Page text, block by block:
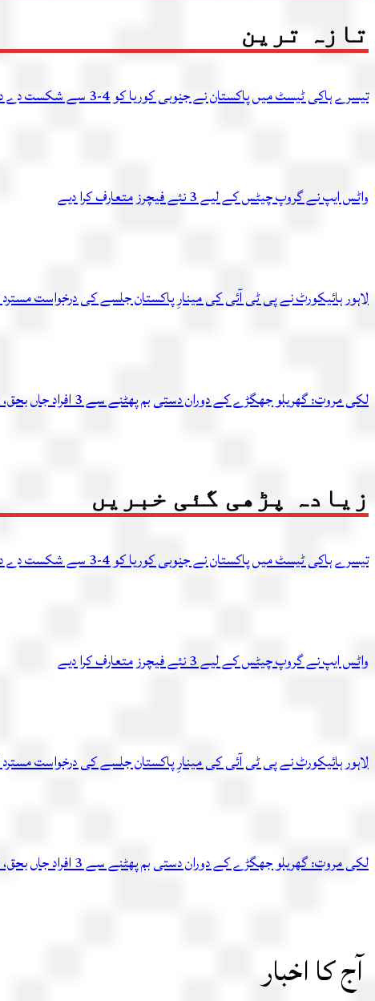
تازہ ترین
تیسرے ہاکی ٹیسٹ میں پاکستان نے جنوبی کوریا کو 4-3 سے شکست دے دی، سیریز اپنے نام کرلی
واٹس ایپ نے گروپ چیٹس کے لیے 3 نئے فیچرز متعارف کرا دیے
لاہور ہائیکورٹ نے پی ٹی آئی کی مینارِ پاکستان جلسے کی درخواست
لکی مروت: گھریلو جھگڑے کے دوران دستی بم پھٹنے سے 3 افراد جاں بحق، 3 بچے زخمی
زیادہ پڑھی گئی خبریں
تیسرے ہاکی ٹیسٹ میں پاکستان نے جنوبی کوریا کو 4-3 سے شکست دے دی، سیریز اپنے نام کرلی
واٹس ایپ نے گروپ چیٹس کے لیے 3 نئے فیچرز متعارف کرا دیے
لاہور ہائیکورٹ نے پی ٹی آئی کی مینارِ پاکستان جلسے کی درخواست
لکی مروت: گھریلو جھگڑے کے دوران دستی بم پھٹنے سے 3 افراد جاں بحق، 3 بچے زخمی
آج کا اخبار